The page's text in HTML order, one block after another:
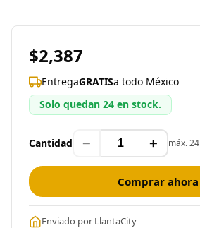
$2,387
EntregaGRATISa todo México
Solo quedan 24 en stock.
Cantidad − + máx. 24
Comprar ahora
Enviado por LlantaCity